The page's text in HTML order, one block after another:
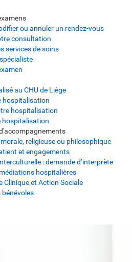
ou annuler un rendez-vous
consultation
services de soins
au CHU de Liège
hospitalisation
hospitalisation
hospitalisation
religieuse ou philosophique
et engagements
: demande d’interprète
hospitalières
Clinique et Action Sociale